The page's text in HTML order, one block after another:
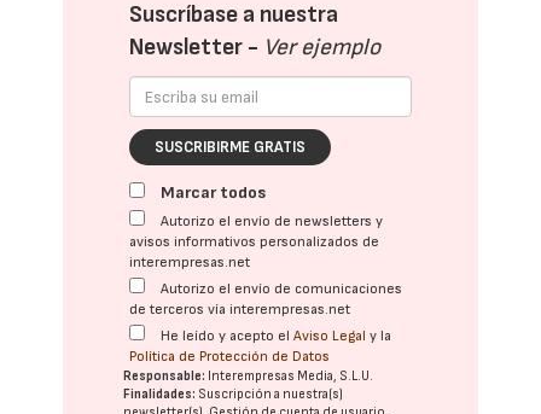
Suscríbase a nuestra
Newsletter - Ver ejemplo
SUSCRIBIRME GRATIS
Marcar todos
Autorizo el envío de newsletters y
avisos informativos personalizados de
interempresas.net
Autorizo el envío de comunicaciones
de terceros vía interempresas.net
He leído y acepto elAviso Legal y la
Política de Protección de Datos
Responsable: Interempresas Media, S.L.U.
Finalidades: Suscripción a nuestra(s)